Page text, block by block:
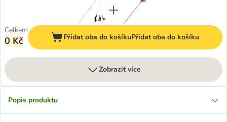
Celkem
0 Kč Přidat oba do košíkuPřidat oba do košíku
Zobrazit více
Popis produktu